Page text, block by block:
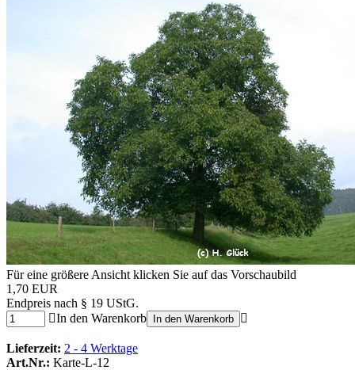
Für eine größere Ansicht klicken Sie auf das Vorschaubild
1,70 EUR
Endpreis nach § 19 UStG.
In den Warenkorb
In den Warenkorb
Lieferzeit: 2 - 4 Werktage
Art.Nr.: Karte-L-12